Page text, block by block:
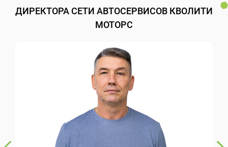
ДИРЕКТОРА СЕТИ АВТОСЕРВИСОВ КВОЛИТИ
МОТОРС